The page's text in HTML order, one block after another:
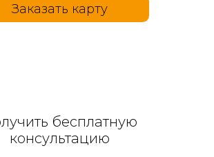
Заказать карту
бесплатную
консультацию